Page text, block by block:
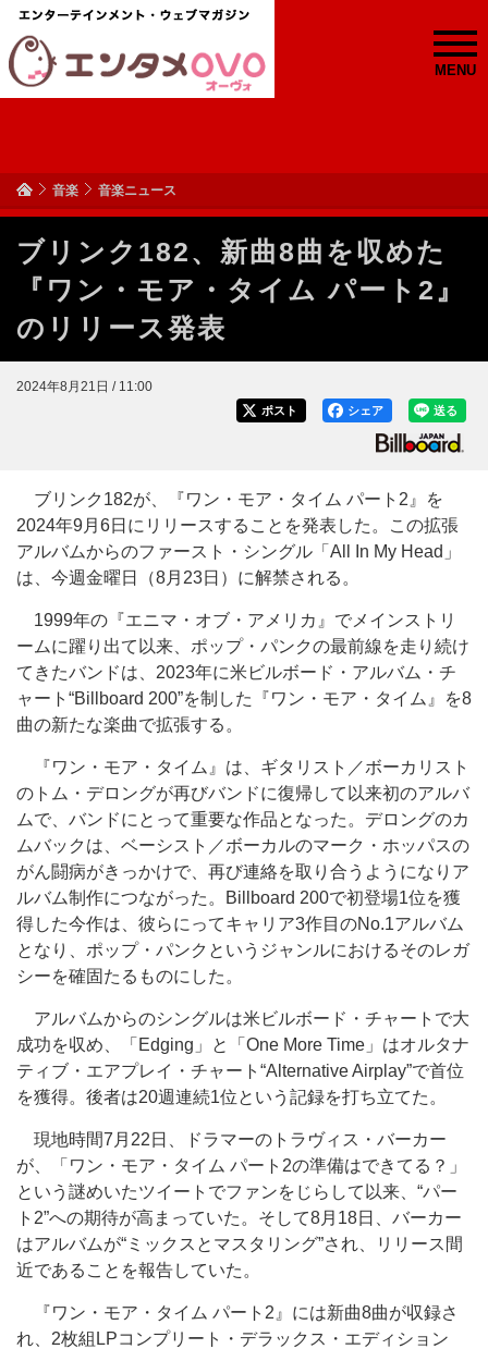
MENU
音楽 音楽ニュース
ブリンク182、新曲8曲を収めた
『ワン・モア・タイム パート2』
のリリース発表
2024年8月21日 / 11:00
送る
シェア
ポスト
ブリンク182が、『ワン・モア・タイム パート2』を
2024年9月6日にリリースすることを発表した。この拡張
アルバムからのファースト・シングル「All In My Head」
は、今週金曜日（8月23日）に解禁される。
1999年の『エニマ・オブ・アメリカ』でメインストリ
ームに躍り出て以来、ポップ・パンクの最前線を走り続け
てきたバンドは、2023年に米ビルボード・アルバム・チ
ャート“Billboard 200”を制した『ワン・モア・タイム』を8
曲の新たな楽曲で拡張する。
『ワン・モア・タイム』は、ギタリスト／ボーカリスト
のトム・デロングが再びバンドに復帰して以来初のアルバ
ムで、バンドにとって重要な作品となった。デロングのカ
ムバックは、ベーシスト／ボーカルのマーク・ホッパスの
がん闘病がきっかけで、再び連絡を取り合うようになりア
ルバム制作につながった。Billboard 200で初登場1位を獲
得した今作は、彼らにってキャリア3作目のNo.1アルバム
となり、ポップ・パンクというジャンルにおけるそのレガ
シーを確固たるものにした。
アルバムからのシングルは米ビルボード・チャートで大
成功を収め、「Edging」と「One More Time」はオルタナ
ティブ・エアプレイ・チャート“Alternative Airplay”で首位
を獲得。後者は20週連続1位という記録を打ち立てた。
現地時間7月22日、ドラマーのトラヴィス・バーカー
が、「ワン・モア・タイム パート2の準備はできてる？」
という謎めいたツイートでファンをじらして以来、“パー
ト2”への期待が高まっていた。そして8月18日、バーカー
はアルバムが“ミックスとマスタリング”され、リリース間
近であることを報告していた。
『ワン・モア・タイム パート2』には新曲8曲が収録さ
れ、2枚組LPコンプリート・デラックス・エディション